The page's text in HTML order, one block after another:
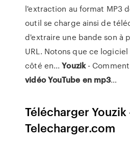
l'extraction au format MP3
outil se charge ainsi de
d'extraire une bande son à
URL. Notons que ce
côté en...Youzik-
vidéo YouTube en mp3…
Télécharger
Telecharger.com